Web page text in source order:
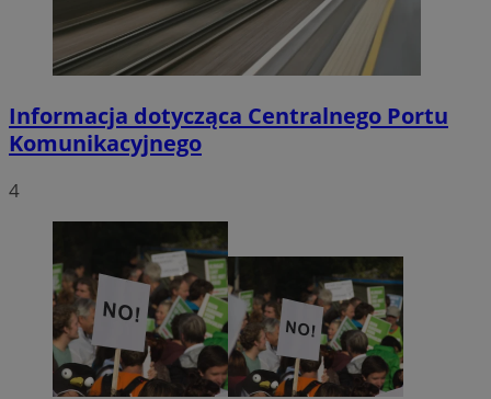
Informacja dotycząca Centralnego Portu
Komunikacyjnego
4